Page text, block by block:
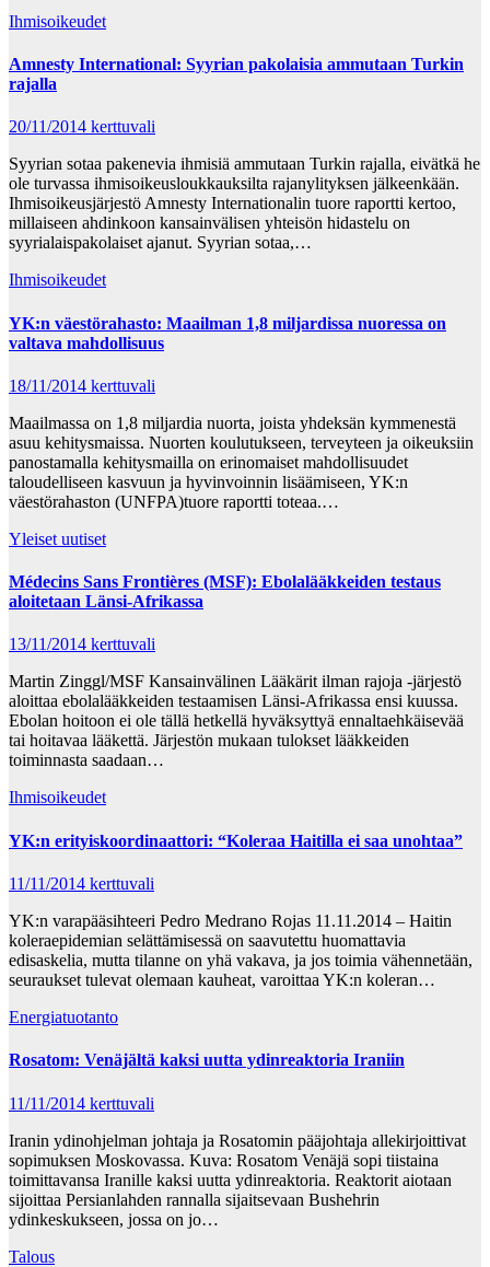
Ihmisoikeudet
Amnesty International: Syyrian pakolaisia ammutaan Turkin
rajalla
20/11/2014 kerttuvali
Syyrian sotaa pakenevia ihmisiä ammutaan Turkin rajalla, eivätkä he
ole turvassa ihmisoikeusloukkauksilta rajanylityksen jälkeenkään.
Ihmisoikeusjärjestö Amnesty Internationalin tuore raportti kertoo,
millaiseen ahdinkoon kansainvälisen yhteisön hidastelu on
syyrialaispakolaiset ajanut. Syyrian sotaa,…
Ihmisoikeudet
YK:n väestörahasto: Maailman 1,8 miljardissa nuoressa on
valtava mahdollisuus
18/11/2014 kerttuvali
Maailmassa on 1,8 miljardia nuorta, joista yhdeksän kymmenestä
asuu kehitysmaissa. Nuorten koulutukseen, terveyteen ja oikeuksiin
panostamalla kehitysmailla on erinomaiset mahdollisuudet
taloudelliseen kasvuun ja hyvinvoinnin lisäämiseen, YK:n
väestörahaston (UNFPA)tuore raportti toteaa.…
Yleiset uutiset
Médecins Sans Frontières (MSF): Ebolalääkkeiden testaus
aloitetaan Länsi-Afrikassa
13/11/2014 kerttuvali
Martin Zinggl/MSF Kansainvälinen Lääkärit ilman rajoja -järjestö
aloittaa ebolalääkkeiden testaamisen Länsi-Afrikassa ensi kuussa.
Ebolan hoitoon ei ole tällä hetkellä hyväksyttyä ennaltaehkäisevää
tai hoitavaa lääkettä. Järjestön mukaan tulokset lääkkeiden
toiminnasta saadaan…
Ihmisoikeudet
YK:n erityiskoordinaattori: “Koleraa Haitilla ei saa unohtaa”
11/11/2014 kerttuvali
YK:n varapääsihteeri Pedro Medrano Rojas 11.11.2014 – Haitin
koleraepidemian selättämisessä on saavutettu huomattavia
edisaskelia, mutta tilanne on yhä vakava, ja jos toimia vähennetään,
seuraukset tulevat olemaan kauheat, varoittaa YK:n koleran…
Energiatuotanto
Rosatom: Venäjältä kaksi uutta ydinreaktoria Iraniin
11/11/2014 kerttuvali
Iranin ydinohjelman johtaja ja Rosatomin pääjohtaja allekirjoittivat
sopimuksen Moskovassa. Kuva: Rosatom Venäjä sopi tiistaina
toimittavansa Iranille kaksi uutta ydinreaktoria. Reaktorit aiotaan
sijoittaa Persianlahden rannalla sijaitsevaan Bushehrin
ydinkeskukseen, jossa on jo…
Talous